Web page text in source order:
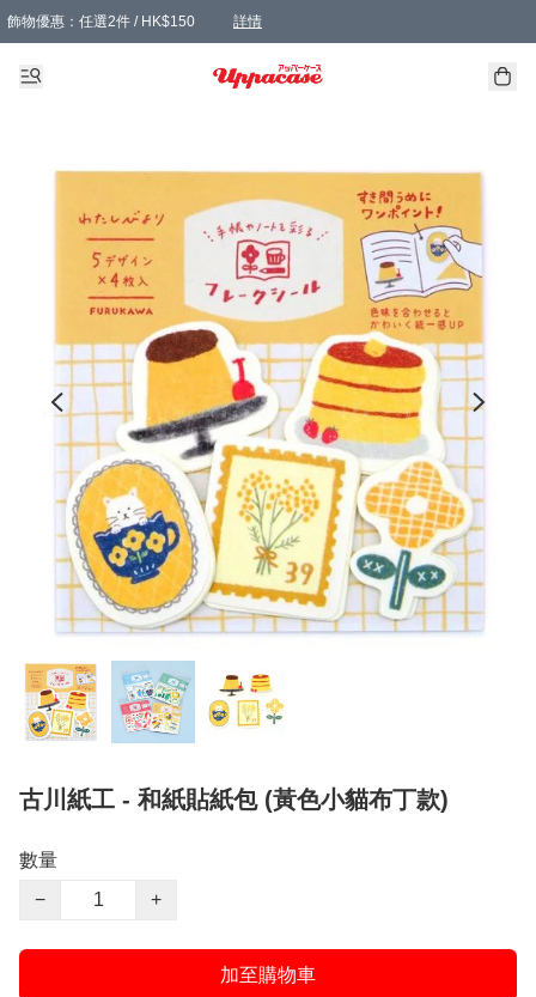
飾物優惠：任選2件 / HK$150 詳情
髮飾優惠：任選2件 / HK$100 詳情
精選襪子優惠：任選3對 / HK$115 詳情
滿額免運：本地訂單滿港幣350元可享免運費優惠
古川紙工 - 和紙貼紙包 (黃色小貓布丁款)
數量
−
+
加至購物車